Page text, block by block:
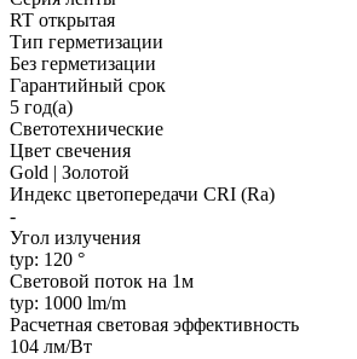
RT открытая
Тип герметизации
Без герметизации
Гарантийный срок
5 год(а)
Светотехнические
Цвет свечения
Gold | Золотой
Индекс цветопередачи CRI (Ra)
-
Угол излучения
typ: 120 °
Световой поток на 1м
typ: 1000 lm/m
Расчетная световая эффективность
104 лм/Вт